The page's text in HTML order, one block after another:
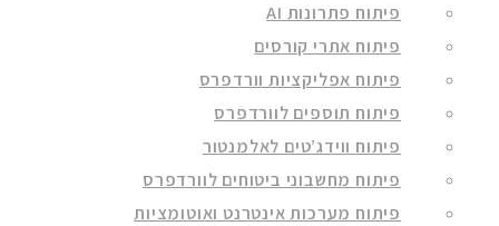
פיתוח פתרונות AI
פיתוח אתרי קורסים
פיתוח אפליקציות וורדפרס
פיתוח תוספים לוורדפרס
פיתוח ווידג’טים לאלמנטור
פיתוח מחשבוני ביטוחים לוורדפרס
פיתוח מערכות אינטרנט ואוטומציות